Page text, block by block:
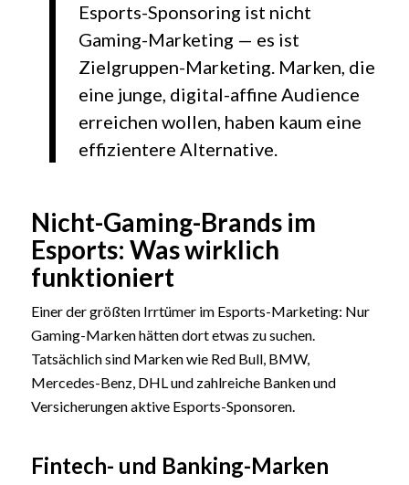
Esports-Sponsoring ist nicht
Gaming-Marketing — es ist
Zielgruppen-Marketing. Marken, die
eine junge, digital-affine Audience
erreichen wollen, haben kaum eine
effizientere Alternative.
Nicht-Gaming-Brands im
Esports: Was wirklich
funktioniert
Einer der größten Irrtümer im Esports-Marketing: Nur
Gaming-Marken hätten dort etwas zu suchen.
Tatsächlich sind Marken wie Red Bull, BMW,
Mercedes-Benz, DHL und zahlreiche Banken und
Versicherungen aktive Esports-Sponsoren.
Fintech- und Banking-Marken